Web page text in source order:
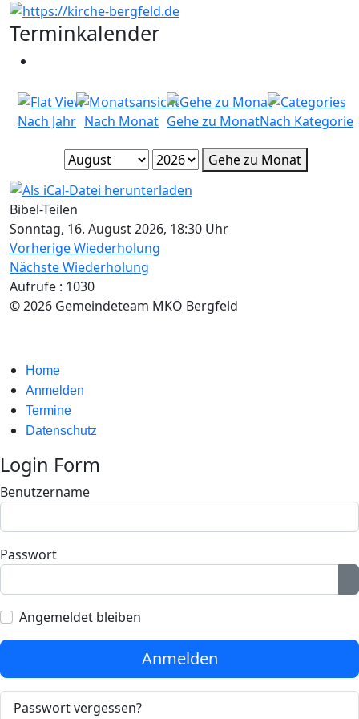
Terminkalender
Nach Jahr Nach Monat Gehe zu MonatNach Kategorie
Gehe zu Monat
Bibel-Teilen
Sonntag, 16. August 2026, 18:30 Uhr
Vorherige Wiederholung
Nächste Wiederholung
Aufrufe : 1030
© 2026 Gemeindeteam MKÖ Bergfeld
Home
Anmelden
Termine
Datenschutz
Login Form
Benutzername
Passwort
Angemeldet bleiben
Anmelden
Passwort vergessen?